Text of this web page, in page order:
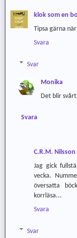
klok som en
Tipsa gärna
Svara
Svar
Monika
Det blir
Svara
C.R.M. Nilsson
Jag gick
vecka.
översatta
korrläsa...
Svara
Svar